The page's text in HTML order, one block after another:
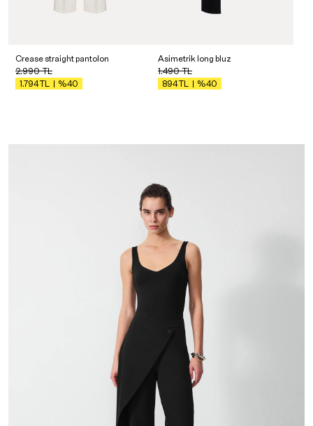
Crease straight pantolon
2.990TL
1.794
%40
Asimetrik long bluz
1.490TL
894
%40